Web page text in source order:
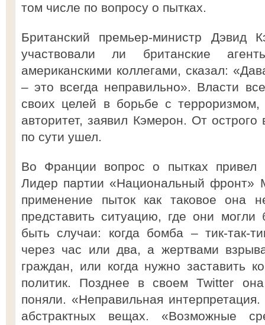
том числе по вопросу о пытках.
Британский премьер-министр
участвовали ли британские
американскими коллегами, сказал:
– это всегда неправильно». Власти
своих целей в борьбе с
авторитет, заявил Кэмерон. От
по сути ушел.
Во Франции вопрос о пытках привел
Лидер партии «Национальный фронт»
применение пыток как таковое она
представить ситуацию, где они могли
быть случаи: когда бомба – тик-так-
через час или два, а жертвами
граждан, или когда нужно заставить
политик. Позднее в своем Twitter
поняли. «Неправильная
абстрактных вещах. «Возможные